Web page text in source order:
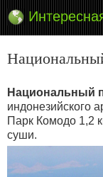
Национальный
индонезийского
Парк Комодо 1,2
суши.